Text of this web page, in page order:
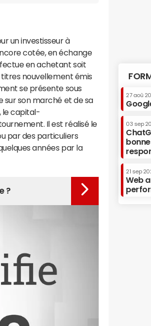
un investisseur à
cotée, en échange
en achetant soit
nouvellement émis
se présente sous
sur son marché et de sa
le capital-
Il est réalisé le
par des particuliers
années par la
?
27 aoû
03 sep
21 sep
Web